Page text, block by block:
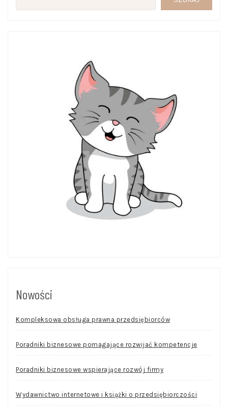
Nowości
Kompleksowa obsługa prawna przedsiębiorców
Poradniki biznesowe pomagające rozwijać kompetencje
Poradniki biznesowe wspierające rozwój firmy
Wydawnictwo internetowe i książki o przedsiębiorczości